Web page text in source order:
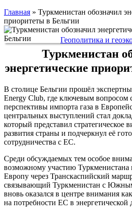
Главная » Туркменистан обозначил
приоритеты в Бельгии
Геополитика и
Туркменистан
энергетические
В столице Бельгии прошёл
Energy Club, где ключевым вопросом
перспективы импорта газа в
центральных выступлений стал
который представил стратегическое
развития страны и подчеркнул её
сотрудничества с ЕС.
Среди обсуждаемых тем особое
возможному участию Туркменистана
Европу через Транскаспийский
связывающий Туркменистан с
вновь оказался в центре внимания
на потребности ЕС в